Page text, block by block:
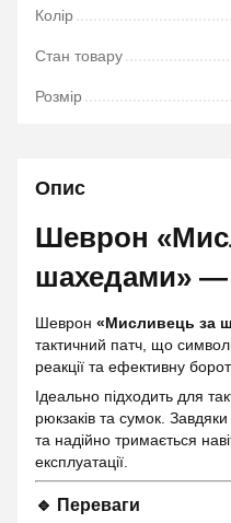
Колір
Стан товару
Розмір
Опис
Шеврон
шахедами» —
Шеврон «Мисливець за
тактичний патч, що
реакції та ефективну
Ідеально підходить для
рюкзаків та сумок.
та надійно тримається
експлуатації.
🔹 Переваги